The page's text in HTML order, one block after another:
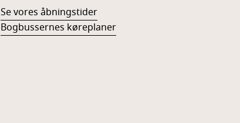
Se vores åbningstider
Bogbussernes køreplaner